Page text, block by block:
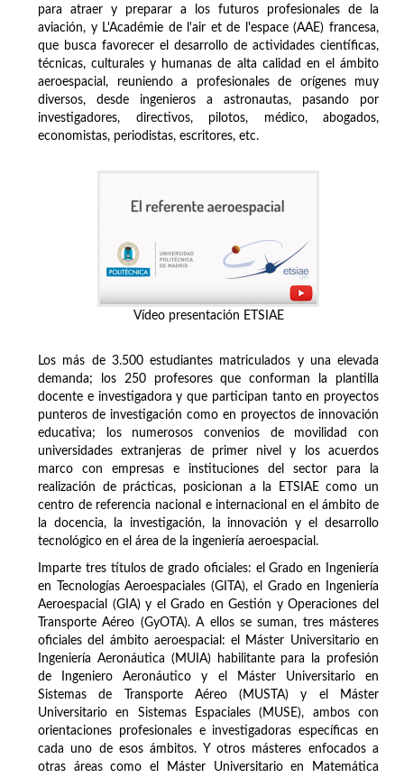
para atraer y preparar a los futuros profesionales de la
aviación, y L'Académie de l'air et de l'espace (AAE) francesa,
que busca favorecer el desarrollo de actividades científicas,
técnicas, culturales y humanas de alta calidad en el ámbito
aeroespacial, reuniendo a profesionales de orígenes muy
diversos, desde ingenieros a astronautas, pasando por
investigadores, directivos, pilotos, médico, abogados,
economistas, periodistas, escritores, etc.
Vídeo presentación ETSIAE
Los más de 3.500 estudiantes matriculados y una elevada
demanda; los 250 profesores que conforman la plantilla
docente e investigadora y que participan tanto en proyectos
punteros de investigación como en proyectos de innovación
educativa; los numerosos convenios de movilidad con
universidades extranjeras de primer nivel y los acuerdos
marco con empresas e instituciones del sector para la
realización de prácticas, posicionan a la ETSIAE como un
centro de referencia nacional e internacional en el ámbito de
la docencia, la investigación, la innovación y el desarrollo
tecnológico en el área de la ingeniería aeroespacial.
Imparte tres títulos de grado oficiales: el Grado en Ingeniería
en Tecnologías Aeroespaciales (GITA), el Grado en Ingeniería
Aeroespacial (GIA) y el Grado en Gestión y Operaciones del
Transporte Aéreo (GyOTA). A ellos se suman, tres másteres
oficiales del ámbito aeroespacial: el Máster Universitario en
Ingeniería Aeronáutica (MUIA) habilitante para la profesión
de Ingeniero Aeronáutico y el Máster Universitario en
Sistemas de Transporte Aéreo (MUSTA) y el Máster
Universitario en Sistemas Espaciales (MUSE), ambos con
orientaciones profesionales e investigadoras específicas en
cada uno de esos ámbitos. Y otros másteres enfocados a
otras áreas como el Máster Universitario en Matemática